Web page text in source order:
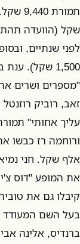
שקל (הוועדה
לפני שנתיים,
1,500 שקל).
זאב, רוביק
אלף שקל. חני
קיבלו גם את
ברנדיס, אלינה